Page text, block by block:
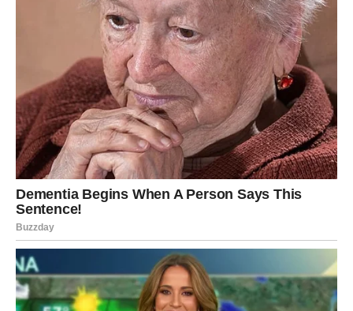
Vaga je znak koji ima snažan osećaj za pravdu i
ravnotežu. Kada donese odluku iz srca i razuma, ona
obično vodi ka pravom putu.
VODOLIJA – NOVI POČECI KOJI